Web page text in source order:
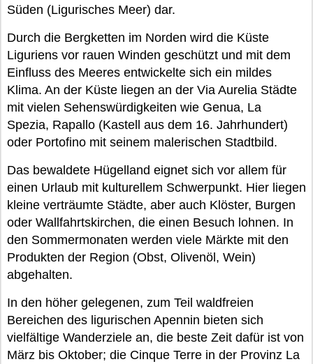
Süden (Ligurisches Meer) dar.
Durch die Bergketten im Norden wird die Küste
Liguriens vor rauen Winden geschützt und mit dem
Einfluss des Meeres entwickelte sich ein mildes
Klima. An der Küste liegen an der Via Aurelia Städte
mit vielen Sehenswürdigkeiten wie Genua, La
Spezia, Rapallo (Kastell aus dem 16. Jahrhundert)
oder Portofino mit seinem malerischen Stadtbild.
Das bewaldete Hügelland eignet sich vor allem für
einen Urlaub mit kulturellem Schwerpunkt. Hier liegen
kleine verträumte Städte, aber auch Klöster, Burgen
oder Wallfahrtskirchen, die einen Besuch lohnen. In
den Sommermonaten werden viele Märkte mit den
Produkten der Region (Obst, Olivenöl, Wein)
abgehalten.
In den höher gelegenen, zum Teil waldfreien
Bereichen des ligurischen Apennin bieten sich
vielfältige Wanderziele an, die beste Zeit dafür ist von
März bis Oktober; die Cinque Terre in der Provinz La